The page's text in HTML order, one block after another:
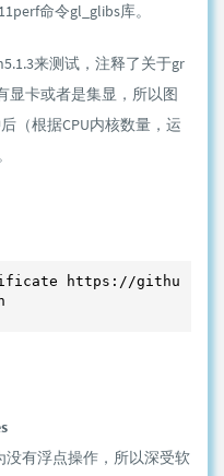
命令gl_glibs库。
来测试，注释了关于gr
显卡或者是集显，所以图
（根据CPU内核数量，运
https://github.com/
没有浮点操作，所以深受软